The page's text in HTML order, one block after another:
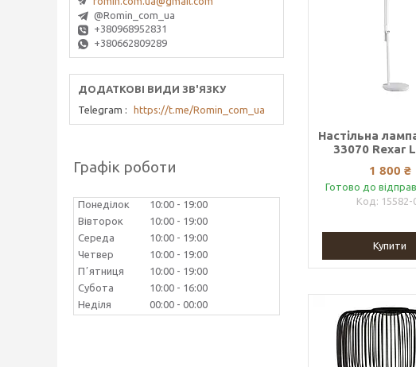
Настільна
33070 Rexar
1 800 ₴
Готово до
15582-
Купити
@Romin_com_ua
+380968952831
+380662809289
Telegram https://t.me/Romin_com_ua
Графік роботи
Понеділок 10:00
19:00
Вівторок
10:00
19:00
Середа
10:00
19:00
Четвер
10:00
19:00
Пʼятниця
10:00
19:00
Субота
10:00
16:00
Неділя
00:00 00:00